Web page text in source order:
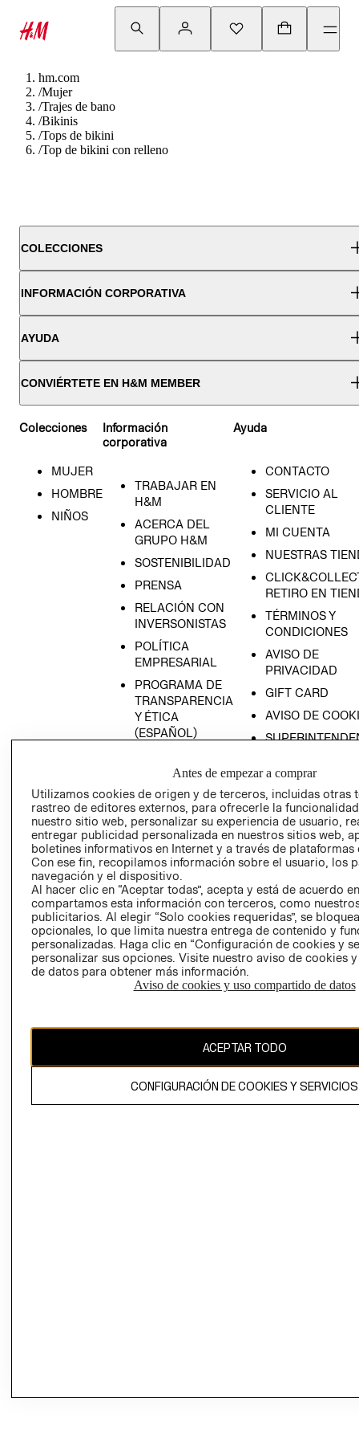
hm.com
/Mujer
/Trajes de bano
/Bikinis
/Tops de bikini
/Top de bikini con relleno
COLECCIONES
INFORMACIÓN CORPORATIVA
AYUDA
CONVIÉRTETE EN H&M MEMBER
Colecciones
MUJER
HOMBRE
NIÑOS
Información
corporativa
TRABAJAR EN
H&M
ACERCA DEL
GRUPO H&M
SOSTENIBILIDAD
PRENSA
RELACIÓN CON
INVERSONISTAS
POLÍTICA
EMPRESARIAL
PROGRAMA DE
TRANSPARENCIA
Y ÉTICA
(ESPAÑOL)
TRANSPARENCIA
Y ÉTICA (INGLÉS)
Ayuda
CONTACTO
SERVICIO AL
CLIENTE
MI CUENTA
NUESTRAS
RETIRO EN
TÉRMINOS Y
CONDICIONES
AVISO DE
PRIVACIDAD
GIFT CARD
AVISO DE
COMERCIO - SIC
PETICIONES
QUEJAS Y
RECLAMOS
Colombia ($)
CAMBIAR REGIÓN
propiedad de H&M Hennes & Mauritz AB.
Antes de empezar a comprar
Utilizamos cookies de origen y de terceros, incluidas otras
rastreo de editores externos, para ofrecerle la
nuestro sitio web, personalizar su experiencia de usuario,
entregar publicidad personalizada en nuestros sitios web,
boletines informativos en Internet y a través de plataformas
Con ese fin, recopilamos información sobre el usuario, los
navegación y el dispositivo.
Al hacer clic en “Aceptar todas”, acepta y está de acuerdo
compartamos esta información con terceros, como
publicitarios. Al elegir “Solo cookies requeridas”, se
opcionales, lo que limita nuestra entrega de contenido y
personalizadas. Haga clic en “Configuración de cookies y
personalizar sus opciones. Visite nuestro aviso de cookies
de datos para obtener más información.
Aviso de cookies y uso compartido de datos
ACEPTAR TODO
CONFIGURACIÓN DE COOKIES Y SERVICIOS